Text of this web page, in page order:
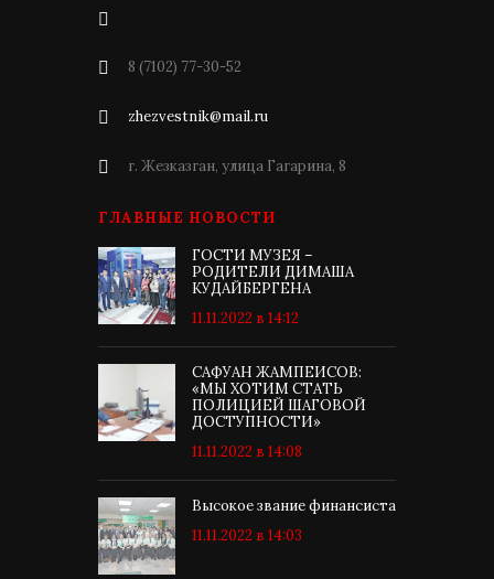
8 (7102) 77-30-52
zhezvestnik@mail.ru
г. Жезказган, улица Гагарина, 8
ГЛАВНЫЕ НОВОСТИ
ГОСТИ МУЗЕЯ –
РОДИТЕЛИ ДИМАША
КУДАЙБЕРГЕНА
11.11.2022 в 14:12
САФУАН ЖАМПЕИСОВ:
«МЫ ХОТИМ СТАТЬ
ПОЛИЦИЕЙ ШАГОВОЙ
ДОСТУПНОСТИ»
11.11.2022 в 14:08
Высокое звание финансиста
11.11.2022 в 14:03